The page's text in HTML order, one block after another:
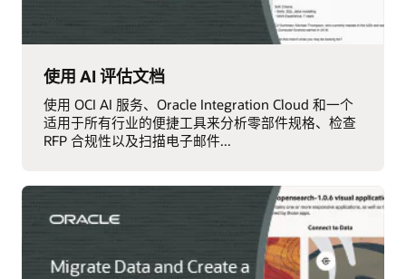
使用 AI 评估文档
使用 OCI AI 服务、Oracle Integration Cloud 和一个
适用于所有行业的便捷工具来分析零部件规格、检查
RFP 合规性以及扫描电子邮件...